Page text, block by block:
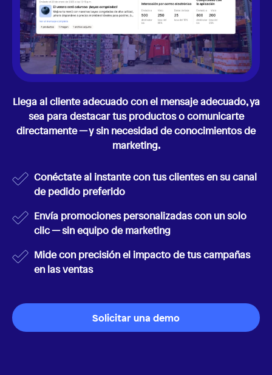
Llega al cliente adecuado con el mensaje adecuado, ya
sea para destacar tus productos o comunicarte
directamente — y sin necesidad de conocimientos de
marketing.
Conéctate al instante con tus clientes en su canal
de pedido preferido
Envía promociones personalizadas con un solo
clic — sin equipo de marketing
Mide con precisión el impacto de tus campañas
en las ventas
Solicitar una demo